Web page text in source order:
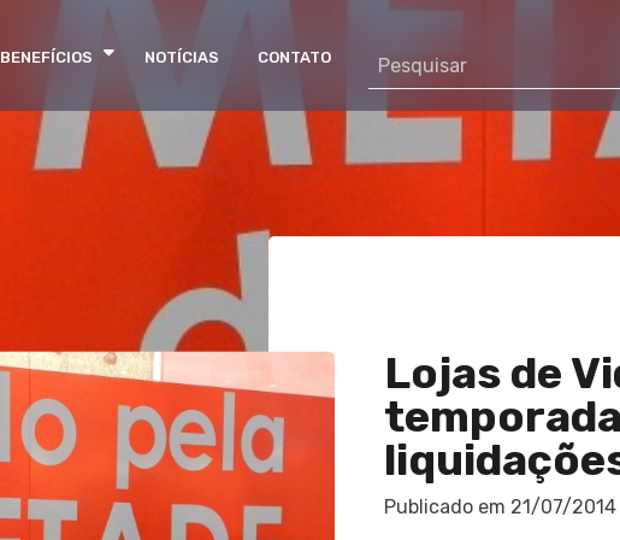
BENEFÍCIOS NOTÍCIAS CONTATO
Lojas de
Publicado em 21/07/2014